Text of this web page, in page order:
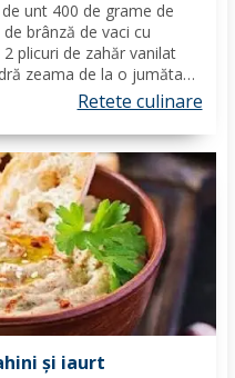
unt 400 de grame de
brânză de vaci cu
plicuri de zahăr vanilat
zeama de la o jumătate
smântână pentru frișcă 4
rece...
Retete culinare
și iaurt